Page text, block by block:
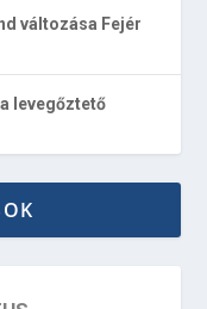
változása Fejér
levegőztető